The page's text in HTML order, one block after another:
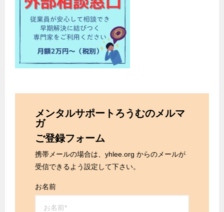
メンタルサポートろうむのメルマ
ガ
ご登録フォーム
携帯メールの場合は、yhlee.org からのメールが
受信できるよう設定して下さい。
お名前